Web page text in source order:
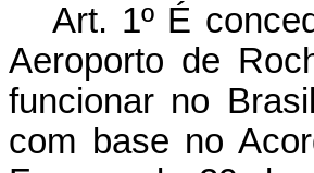
Art. 1º É
Aeroporto de
funcionar no
com base no